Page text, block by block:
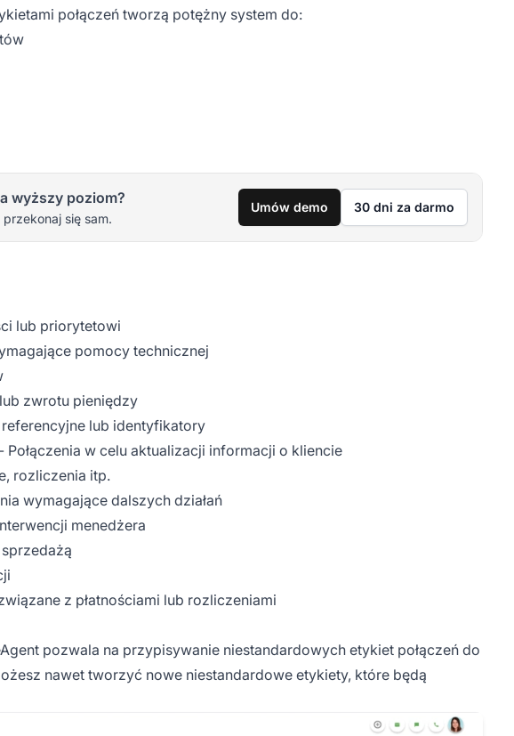
połączeń tworzą potężny system do:
wyższy poziom?
się sam.
Umów demo 30 dni za darmo
lub priorytetowi
pomocy technicznej
zwrotu pieniędzy
lub identyfikatory
- Połączenia w celu aktualizacji informacji o kliencie
rozliczenia itp.
wymagające dalszych działań
menedżera
z płatnościami lub rozliczeniami
pozwala na przypisywanie niestandardowych etykiet połączeń do
nawet tworzyć nowe niestandardowe etykiety, które będą